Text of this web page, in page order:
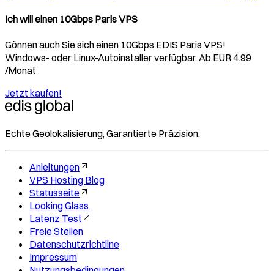
Ich will einen 10Gbps Paris VPS
Gönnen auch Sie sich einen 10Gbps EDIS Paris VPS!
Windows- oder Linux-Autoinstaller verfügbar. Ab EUR 4.99
/Monat
Jetzt kaufen!
Echte Geolokalisierung, Garantierte Präzision.
Anleitungen
VPS Hosting Blog
Statusseite
Looking Glass
Latenz Test
Freie Stellen
Datenschutzrichtline
Impressum